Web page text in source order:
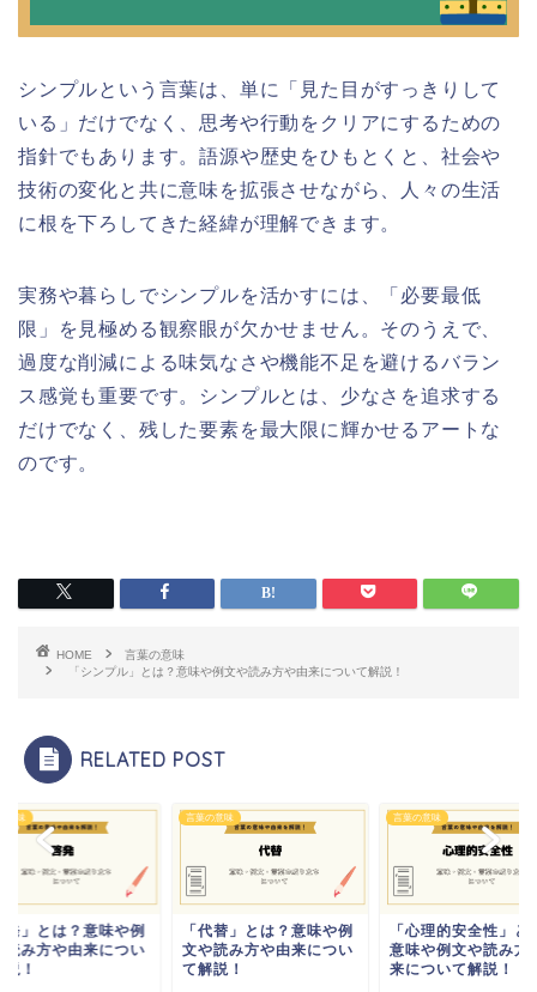
シンプルという言葉は、単に「見た目がすっきりして
いる」だけでなく、思考や行動をクリアにするための
指針でもあります。語源や歴史をひもとくと、社会や
技術の変化と共に意味を拡張させながら、人々の生活
に根を下ろしてきた経緯が理解できます。
実務や暮らしでシンプルを活かすには、「必要最低
限」を見極める観察眼が欠かせません。そのうえで、
過度な削減による味気なさや機能不足を避けるバラン
ス感覚も重要です。シンプルとは、少なさを追求する
だけでなく、残した要素を最大限に輝かせるアートな
のです。
HOME
言葉の意味
「シンプル」とは？意味や例文や読み方や由来について解説！
RELATED POST
意味
発」とは？意味や例
読み方や由来につい
！
言葉の意味
「代替」とは？意味や例
文や読み方や由来につい
て解説！
言葉の意味
「心理的安全性」と
意味や例文や読み方
来について解説！